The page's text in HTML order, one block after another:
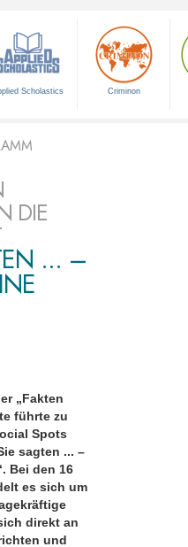
Scholastics Criminon
DIE
... –
„Fakten
führte zu
Spots
sagten ... –
Bei den 16
es sich um
direkt an
und